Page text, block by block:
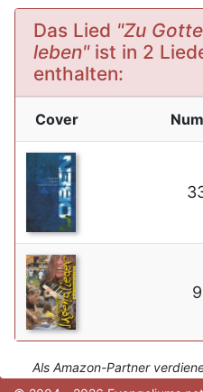
Das Lied "Zu
leben"ist in 2
enthalten:
Cover
Als Amazon-Partner